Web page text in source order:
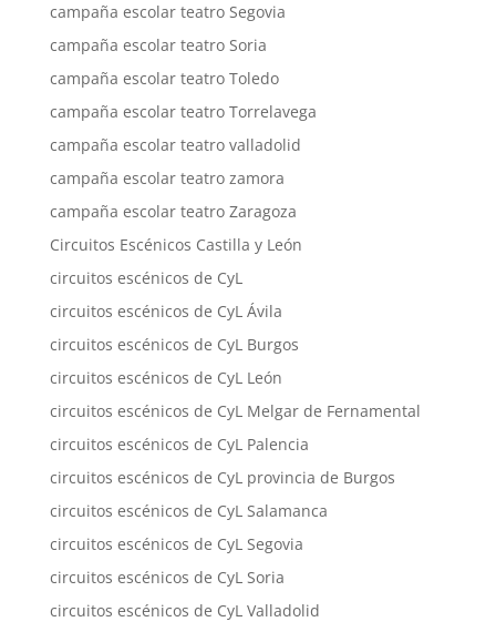
campaña escolar teatro Segovia
campaña escolar teatro Soria
campaña escolar teatro Toledo
campaña escolar teatro Torrelavega
campaña escolar teatro valladolid
campaña escolar teatro zamora
campaña escolar teatro Zaragoza
Circuitos Escénicos Castilla y León
circuitos escénicos de CyL
circuitos escénicos de CyL Ávila
circuitos escénicos de CyL Burgos
circuitos escénicos de CyL León
circuitos escénicos de CyL Melgar de Fernamental
circuitos escénicos de CyL Palencia
circuitos escénicos de CyL provincia de Burgos
circuitos escénicos de CyL Salamanca
circuitos escénicos de CyL Segovia
circuitos escénicos de CyL Soria
circuitos escénicos de CyL Valladolid